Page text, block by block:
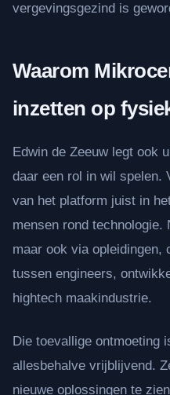
vergevingsgezind is
Waarom
inzetten op
Edwin de Zeeuw legt ook
daar een rol in wil spelen.
van het platform juist in
mensen rond
maar ook via opleidingen,
tussen engineers,
hightech maakindustrie.
Die toevallige ontmoeting
allesbehalve vrijblijvend.
nieuwe oplossingen te